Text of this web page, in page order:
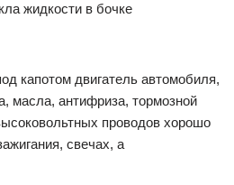
жидкости в бочке
капотом двигатель автомобиля,
масла, антифриза, тормозной
проводов хорошо
свечах, а